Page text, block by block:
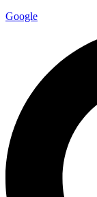
Google